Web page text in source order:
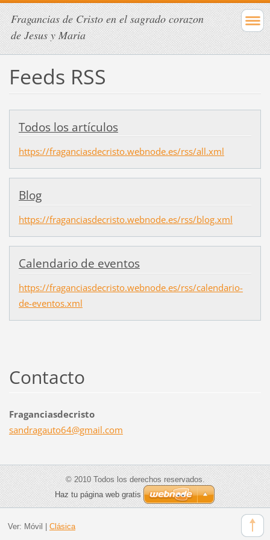
Fragancias de Cristo en el sagrado corazon
de Jesus y Maria
Feeds RSS
Todos los artículos
https://fraganciasdecristo.webnode.es/rss/all.xml
Blog
https://fraganciasdecristo.webnode.es/rss/blog.xml
Calendario de eventos
https://fraganciasdecristo.webnode.es/rss/calendario-
de-eventos.xml
Contacto
Fraganciasdecristo
sandragauto64@gmail.com
© 2010 Todos los derechos reservados.
Haz tu página web gratis
Ver: Móvil | Clásica